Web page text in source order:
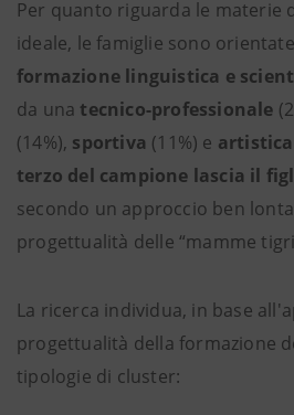
Per quanto riguarda le materie
ideale, le famiglie sono
formazione linguistica e
da una tecnico-professionale
(14%), sportiva (11%) e artistica
terzo del campione lascia il
secondo un approccio ben
progettualità delle “mamme
La ricerca individua, in base
progettualità della formazione
tipologie di cluster: